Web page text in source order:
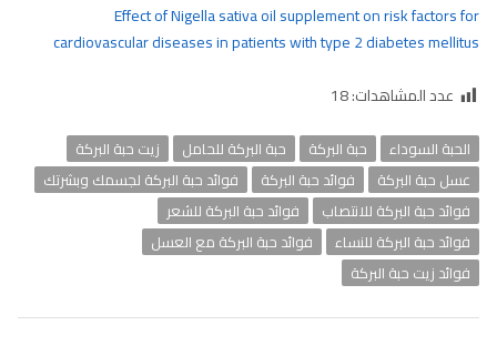
Effect of Nigella sativa oil supplement on risk factors for
cardiovascular diseases in patients with type 2 diabetes mellitus
عدد المشاهدات:18
الحبة السوداء حبة البركة حبة البركة للحامل
زيت حبة البركة
عسل حبة البركة
فوائد حبة البركة
فوائد حبة البركة لجسمك وبشرتك
فوائد حبة البركة للانتصاب
فوائد حبة البركة للشعر
فوائد حبة البركة للنساء
فوائد حبة البركة مع العسل
فوائد زيت حبة البركة